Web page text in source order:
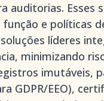
auditorias. Esses
e políticas
líderes
minimizando
imutáveis,
GDPR/EEO),